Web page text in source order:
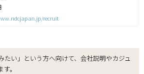
recruit
たい」という方へ向けて、会社説明やカジュ
。